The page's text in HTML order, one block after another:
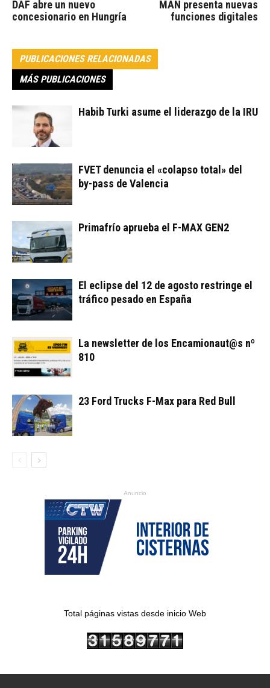
DAF abre un nuevo
concesionario en Hungría
MAN presenta nuevas
funciones digitales
PUBLICACIONES RELACIONADAS
MÁS PUBLICACIONES
Habib Turki asume el liderazgo de la IRU
FVET denuncia el «colapso total» del
by-pass de Valencia
Primafrío aprueba el F-MAX GEN2
El eclipse del 12 de agosto restringe el
tráfico pesado en España
La newsletter de los Encamionaut@s nº
810
23 Ford Trucks F-Max para Red Bull
Anuncio
Total páginas vistas desde inicio Web